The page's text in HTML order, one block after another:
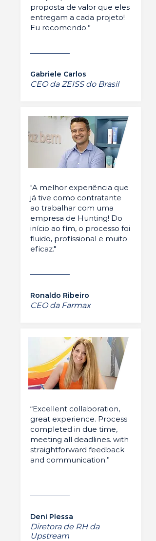
proposta de valor que eles
entregam a cada projeto!
Eu recomendo.”
Gabriele Carlos
CEO da ZEISS do Brasil
"A melhor experiência que
já tive como contratante
ao trabalhar com uma
empresa de Hunting! Do
início ao fim, o processo foi
fluido, profissional e muito
eficaz."
Ronaldo Ribeiro
CEO da Farmax
“Excellent collaboration,
great experience. Process
completed in due time,
meeting all deadlines. with
straightforward feedback
and communication.”
Deni Plessa
Diretora de RH da
Upstream